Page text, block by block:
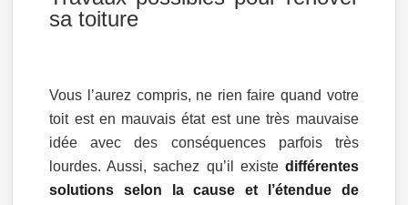
sa toiture
Vous l’aurez compris, ne rien faire quand votre
toit est en mauvais état est une très mauvaise
idée avec des conséquences parfois très
lourdes. Aussi, sachez qu’il existe différentes
solutions selon la cause et l’étendue de